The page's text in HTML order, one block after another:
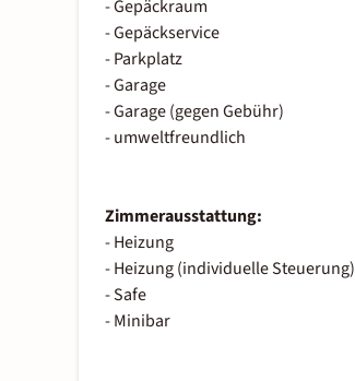
- Gepäckraum
- Gepäckservice
- Parkplatz
- Garage
- Garage (gegen Gebühr)
- umweltfreundlich
Zimmerausstattung:
- Heizung
- Heizung (individuelle Steuerung)
- Safe
- Minibar